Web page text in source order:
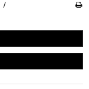
/